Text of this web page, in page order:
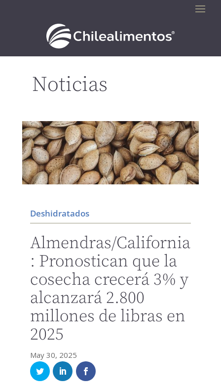
Noticias
Deshidratados
Almendras/California
: Pronostican que la
cosecha crecerá 3% y
alcanzará 2.800
millones de libras en
2025
May 30, 2025